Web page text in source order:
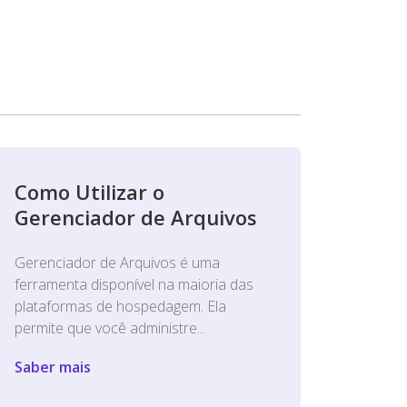
Como Utilizar o
Gerenciador de Arquivos
Gerenciador de Arquivos é uma
ferramenta disponível na maioria das
plataformas de hospedagem. Ela
permite que você administre...
Saber mais